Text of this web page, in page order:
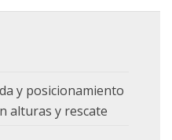
y posicionamiento
alturas y rescate